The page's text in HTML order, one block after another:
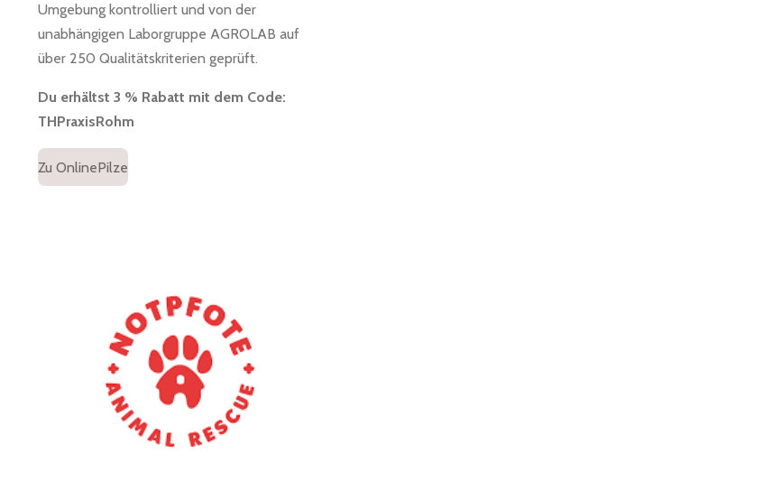
Umgebung kontrolliert und von der
unabhängigen Laborgruppe AGROLAB auf
über 250 Qualitätskriterien geprüft.
Du erhältst 3 % Rabatt mit dem Code:
THPraxisRohm
Zu OnlinePilze